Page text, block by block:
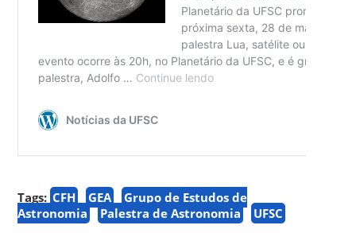
Tags: CFH GEA
Grupo de Estudos de
Astronomia
Palestra de Astronomia UFSC